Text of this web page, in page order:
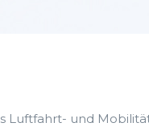
Luftfahrt- und